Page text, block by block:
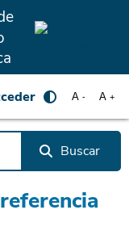
A +
A -
Buscar